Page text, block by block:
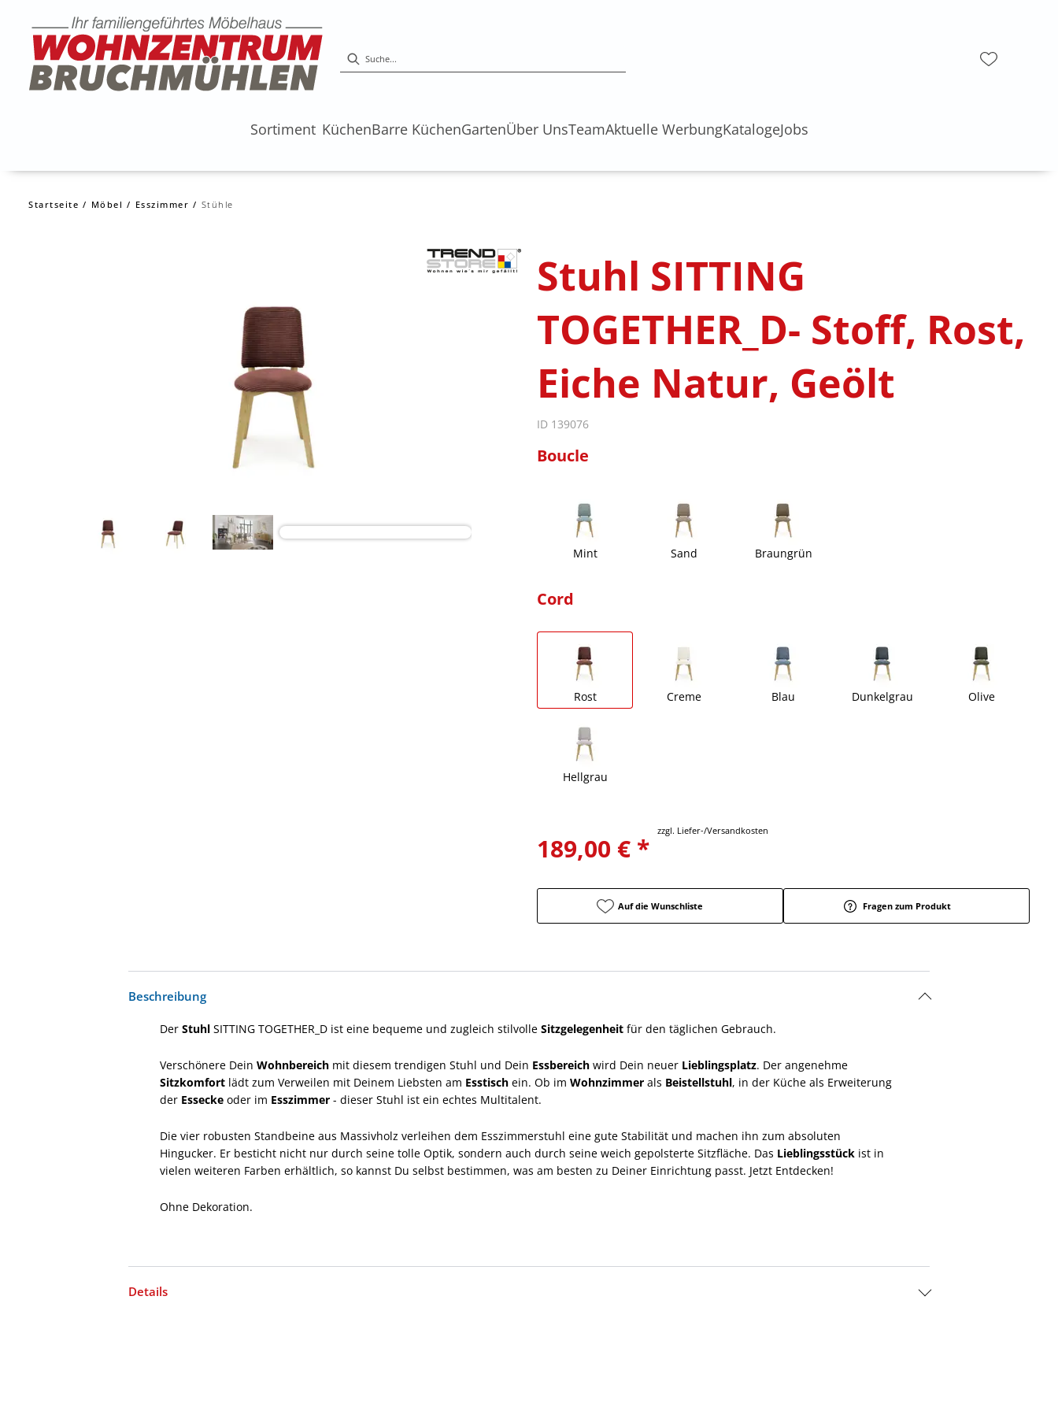
Sortiment KüchenBarre KüchenGartenÜber UnsTeamAktuelle WerbungKatalogeJobs
Startseite Möbel Esszimmer Stühle
Stuhl SITTING
TOGETHER_D- Stoff, Rost,
Eiche Natur, Geölt
ID 139076
Boucle
Mint Sand Braungrün
Cord
Rost Creme Blau Dunkelgrau Olive
Hellgrau
189,00 € *
zzgl. Liefer-/Versandkosten
Auf die Wunschliste Fragen zum Produkt
Beschreibung
DerStuhlSITTING TOGETHER_D ist eine bequeme und zugleich stilvolleSitzgelegenheitfür den täglichen Gebrauch.
Verschönere DeinWohnbereich mit diesem trendigen Stuhl und Dein Essbereichwird Dein neuer Lieblingsplatz. Der angenehme
Sitzkomfort lädt zum Verweilen mit Deinem Liebsten am Esstischein. Ob imWohnzimmerals Beistellstuhl, in der Küche als Erweiterung
der Esseckeoder im Esszimmer- dieser Stuhl ist ein echtes Multitalent.
Die vier robusten Standbeine aus Massivholz verleihen dem Esszimmerstuhl eine gute Stabilität und machen ihn zum absoluten
Hingucker. Er besticht nicht nur durch seine tolle Optik, sondern auch durch seine weich gepolsterte Sitzfläche. Das Lieblingsstück ist in
vielen weiteren Farben erhältlich, so kannst Du selbst bestimmen, was am besten zu Deiner Einrichtung passt. Jetzt Entdecken!
Ohne Dekoration.
Details